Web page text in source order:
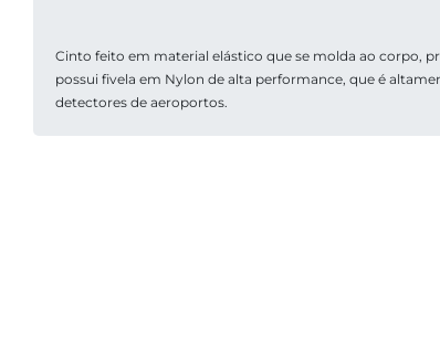
Cinto feito em material elástico que se molda ao corpo,
possui fivela em Nylon de alta performance, que é
detectores de aeroportos.